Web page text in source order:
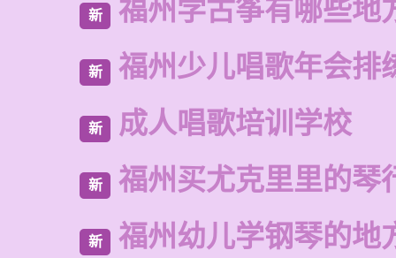
新 福州学古筝有哪些地
新 福州少儿唱歌年会排
新 成人唱歌培训学校
新 福州买尤克里里的琴
新 福州幼儿学钢琴的地